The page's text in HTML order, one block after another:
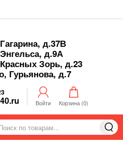
д.37В
д.9А
Зорь, д.23
Гурьянова, д.7
Войти Корзина (0)